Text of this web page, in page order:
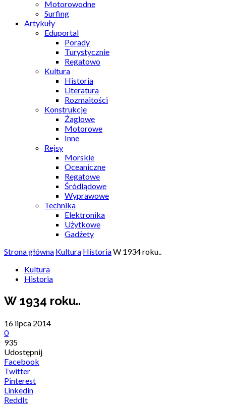
Motorowodne
Surfing
Artykuły
Eduportal
Porady
Turystycznie
Regatowo
Kultura
Historia
Literatura
Rozmaitości
Konstrukcje
Żaglowe
Motorowe
Inne
Rejsy
Morskie
Oceaniczne
Regatowe
Śródlądowe
Wyprawowe
Technika
Elektronika
Użytkowe
Gadżety
Strona główna Kultura HistoriaW 1934 roku..
Kultura
Historia
W 1934 roku..
16 lipca 2014
0
935
Udostępnij
Facebook
Twitter
Pinterest
Linkedin
ReddIt